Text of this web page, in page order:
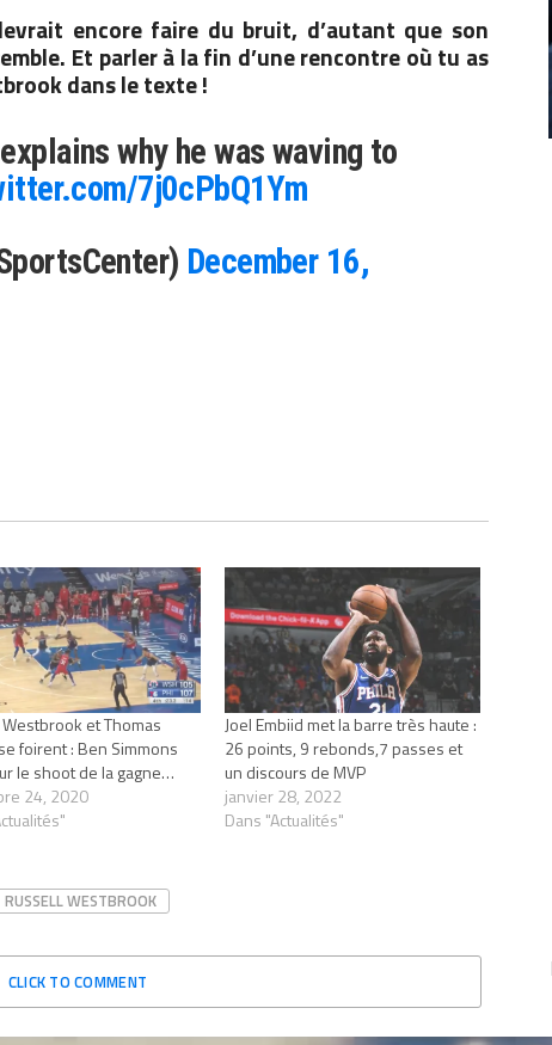
encore faire du bruit, d’autant que son
Et parler à la fin d’une rencontre où tu as
dans le texte !
why he was waving to
7j0cPbQ1Ym
December 16,
et Thomas
foirent : Ben Simmons
le shoot de la gagne…
24, 2020
Joel Embiid met la barre très haute :
26 points, 9 rebonds,7 passes et
un discours de MVP
janvier 28, 2022
Dans "Actualités"
RUSSELL WESTBROOK
CLICK TO COMMENT